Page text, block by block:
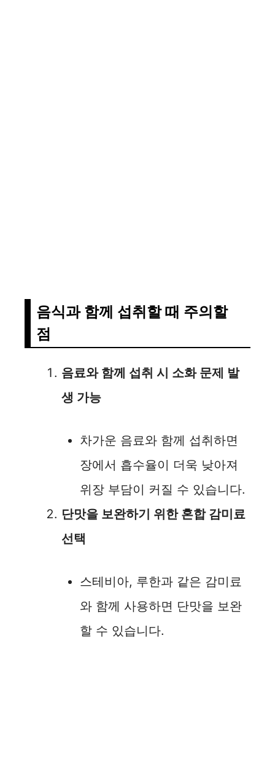
음식과 함께 섭취할 때 주의할
점
음료와 함께 섭취 시 소화 문제 발
생 가능
차가운 음료와 함께 섭취하면
장에서 흡수율이 더욱 낮아져
위장 부담이 커질 수 있습니다.
단맛을 보완하기 위한 혼합 감미료
선택
스테비아, 루한과 같은 감미료
와 함께 사용하면 단맛을 보완
할 수 있습니다.